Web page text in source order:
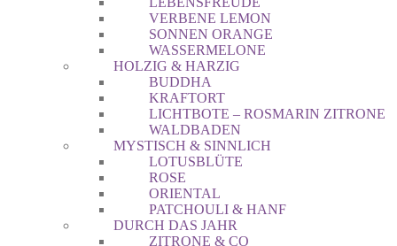
VERBENE LEMON
SONNEN ORANGE
WASSERMELONE
HOLZIG & HARZIG
BUDDHA
KRAFTORT
LICHTBOTE – ROSMARIN ZITRONE
WALDBADEN
MYSTISCH & SINNLICH
LOTUSBLÜTE
ROSE
ORIENTAL
PATCHOULI & HANF
DURCH DAS JAHR
ZITRONE & CO